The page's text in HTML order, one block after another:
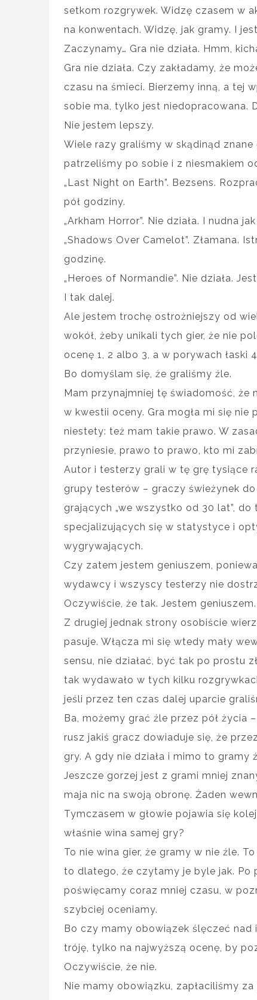
setkom rozgrywek. Widzę czasem w
na konwentach. Widzę, jak gramy. I
Zaczynamy… Gra nie działa. Hmm,
Gra nie działa. Czy zakładamy, że
czasu na śmieci. Bierzemy inną, a tej
sobie ma, tylko jest niedopracowana.
Nie jestem lepszy.
Wiele razy graliśmy w skądinąd znane
patrzeliśmy po sobie i z niesmakiem
„Last Night on Earth”. Bezsens.
pół godziny.
„Arkham Horror”. Nie działa. I nudna
„Shadows Over Camelot”. Złamana.
godzinę.
„Heroes of Normandie”. Nie działa.
I tak dalej.
Ale jestem trochę ostrożniejszy od
wokół, żeby unikali tych gier, że nie
ocenę 1, 2 albo 3, a w porywach łaski
Bo domyślam się, że graliśmy źle.
Mam przynajmniej tę świadomość, że
w kwestii oceny. Gra mogła mi się
niestety: też mam takie prawo. W
przyniesie, prawo to prawo, kto mi
Autor i testerzy grali w tę grę tysiące
grupy testerów – graczy świeżynek
grających „we wszystko od 30 lat”,
specjalizujących się w statystyce i
wygrywających.
Czy zatem jestem geniuszem,
wydawcy i wszyscy testerzy nie
Oczywiście, że tak. Jestem
Z drugiej jednak strony osobiście
pasuje. Włącza mi się wtedy mały
sensu, nie działać, być tak po prostu
tak wydawało w tych kilku
jeśli przez ten czas dalej uparcie
Ba, możemy grać źle przez pół życia
rusz jakiś gracz dowiaduje się, że
gry. A gdy nie działa i mimo to gramy
Jeszcze gorzej jest z grami mniej
maja nic na swoją obronę. Żaden
Tymczasem w głowie pojawia się
właśnie wina samej gry?
To nie wina gier, że gramy w nie źle.
to dlatego, że czytamy je byle jak. Po
poświęcamy coraz mniej czasu, w
szybciej oceniamy.
Bo czy mamy obowiązek ślęczeć nad
tróję, tylko na najwyższą ocenę, by
Oczywiście, że nie.
Nie mamy obowiązku, zapłaciliśmy